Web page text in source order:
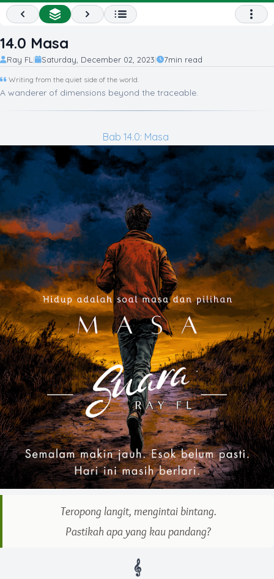
PreviousAll Chapter List
Next Open
14.0 Masa
Ray FL | Saturday, December 02, 2023| 7min read
Writing from the quiet side of the world.
A wanderer of dimensions beyond the traceable.
Bab 14.0: Masa
Teropong langit, mengintai bintang.
Pastikah apa yang kau pandang?
𝄞